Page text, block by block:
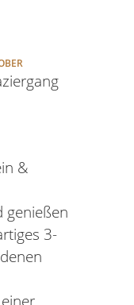
&
genießen
3-